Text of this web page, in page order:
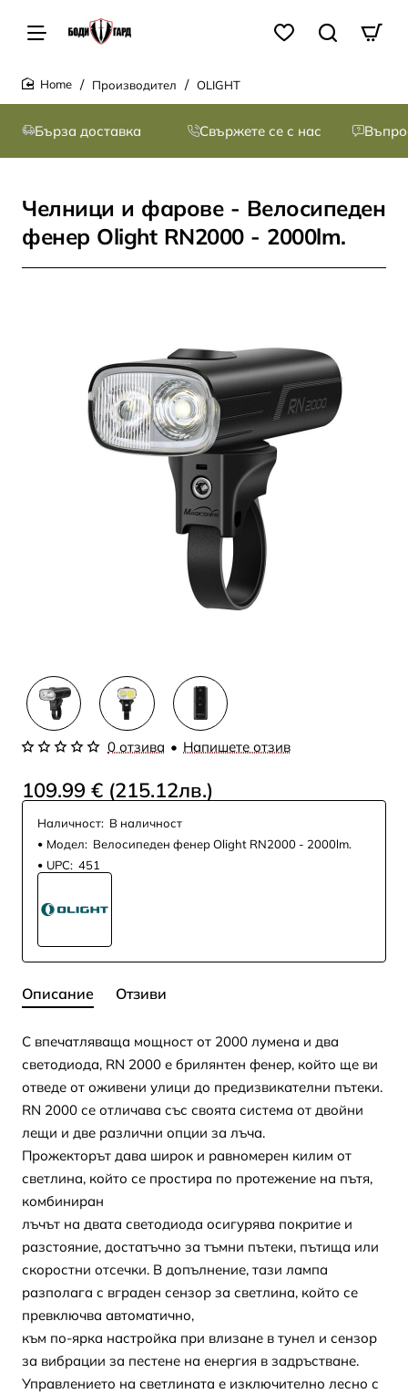
Производител OLIGHT
Бърза доставка Свържете се с нас
Челници и фарове - Велосипеден
фенер Olight RN2000 - 2000lm.
0 отзива • Напишете отзив
109.99 € (215.12лв.)
Наличност: В наличност
Модел: Велосипеден фенер Olight RN2000 - 2000lm.
UPC: 451
Описание Отзиви
С впечатляваща мощност от 2000 лумена и два
светодиода, RN 2000 е брилянтен фенер, който ще ви
отведе от оживени улици до предизвикателни пътеки.
RN 2000 се отличава със своята система от двойни
лещи и две различни опции за лъча.
Прожекторът дава широк и равномерен килим от
светлина, който се простира по протежение на пътя,
комбиниран
лъчът на двата светодиода осигурява покритие и
разстояние, достатъчно за тъмни пътеки, пътища или
скоростни отсечки. В допълнение, тази лампа
разполага с вграден сензор за светлина, който се
превключва автоматично,
към по-ярка настройка при влизане в тунел и сензор
за вибрации за пестене на енергия в задръстване.
Управлението на светлината е изключително лесно с